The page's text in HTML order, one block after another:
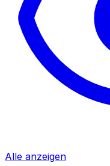
Alle anzeigen